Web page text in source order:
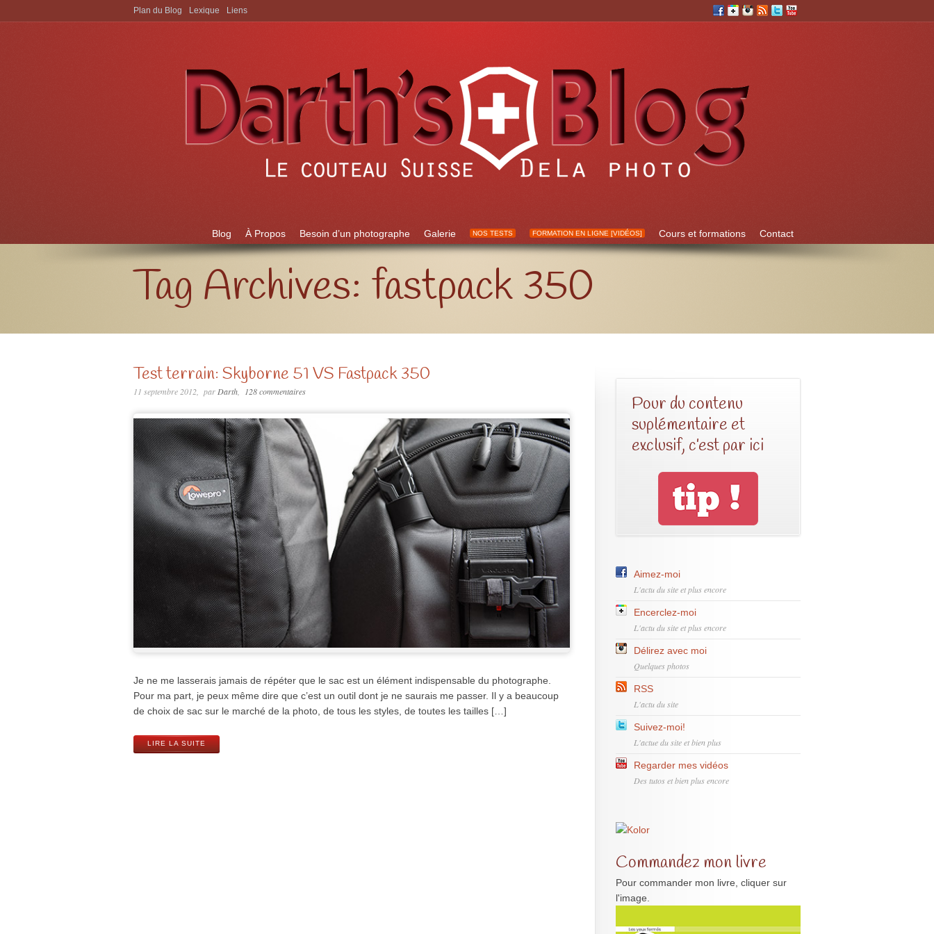
Aller à:
Blog À Propos Besoin d’un photographe Galerie NOS TESTS FORMATION EN LIGNE [VIDÉOS] Cours et formations Contact
Plan du Blog Lexique Liens
Tag Archives: fastpack 350
Test terrain: Skyborne 51 VS Fastpack 350
11 septembre 2012 par Darth 128 commentaires
Je ne me lasserais jamais de répéter que le sac est un élément indispensable du photographe.
Pour ma part, je peux même dire que c’est un outil dont je ne saurais me passer. Il y a beaucoup
de choix de sac sur le marché de la photo, de tous les styles, de toutes les tailles […]
LIRE LA SUITE
Pour du contenu
suplémentaire et
exclusif, c’est par ici
Aimez-moi
L'actu du site et plus encore
Encerclez-moi
L'actu du site et plus encore
Délirez avec moi
Quelques photos
RSS
L'actu du site
Suivez-moi!
L'actue du site et bien plus
Regarder mes vidéos
Des tutos et bien plus encore
Commandez mon livre
Pour commander mon livre, cliquer sur
l'image.